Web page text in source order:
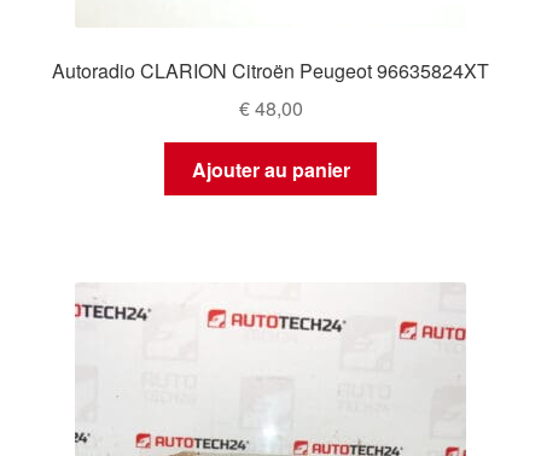
Autoradio CLARION Citroën Peugeot 96635824XT
€48,00
Ajouter au panier